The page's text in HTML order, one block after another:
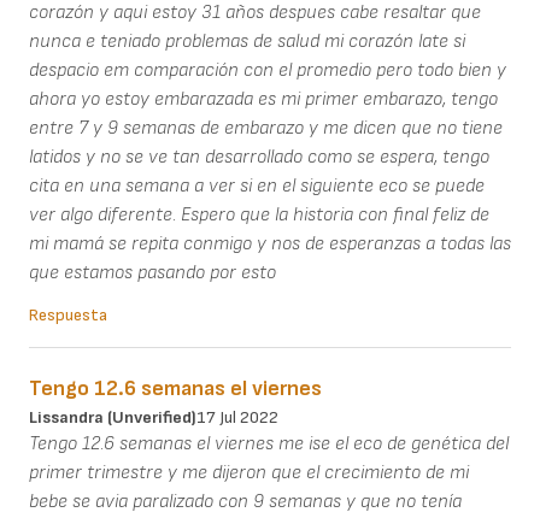
corazón y aqui estoy 31 años despues cabe resaltar que
nunca e teniado problemas de salud mi corazón late si
despacio em comparación con el promedio pero todo bien y
ahora yo estoy embarazada es mi primer embarazo, tengo
entre 7 y 9 semanas de embarazo y me dicen que no tiene
latidos y no se ve tan desarrollado como se espera, tengo
cita en una semana a ver si en el siguiente eco se puede
ver algo diferente. Espero que la historia con final feliz de
mi mamá se repita conmigo y nos de esperanzas a todas las
que estamos pasando por esto
Respuesta
Tengo 12.6 semanas el viernes
Lissandra (unverified)17 Jul 2022
Tengo 12.6 semanas el viernes me ise el eco de genética del
primer trimestre y me dijeron que el crecimiento de mi
bebe se avia paralizado con 9 semanas y que no tenía